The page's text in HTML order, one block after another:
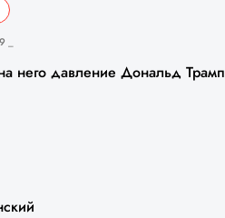
него давление Дональд Трамп